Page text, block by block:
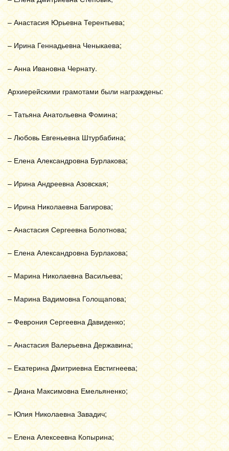
– Анастасия Юрьевна Терентьева;
– Ирина Геннадьевна Ченыкаева;
– Анна Ивановна Чернату.
Архиерейскими грамотами были награждены:
– Татьяна Анатольевна Фомина;
– Любовь Евгеньевна Штурбабина;
– Елена Александровна Бурлакова;
– Ирина Андреевна Азовская;
– Ирина Николаевна Багирова;
– Анастасия Сергеевна Болотнова;
– Елена Александровна Бурлакова;
– Марина Николаевна Васильева;
– Марина Вадимовна Голощапова;
– Феврония Сергеевна Давиденко;
– Анастасия Валерьевна Державина;
– Екатерина Дмитриевна Евстигнеева;
– Диана Максимовна Емельяненко;
– Юлия Николаевна Завадич;
– Елена Алексеевна Копырина;